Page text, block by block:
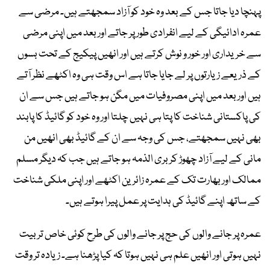
پہنچا دیا جاتا جس کے بعد وہ خود کو آزاد سمجھتے ہیں۔ مرضی سے
عمرہ ادائیگی کے لیے انفرادی طور پر جاتے اور بعد میں اپنی مرضی
سے خریداری اور خور و نوش کرتے ہیں اور انھیں پیکیج کے تحت بسوں
کے ذریعے زیارتوں پر لے جایا جاتا ہے اس وقت ہی وہ اکٹھے نظر آتے
ہیں اور بعد میں اپنی مصروفیات میں مگن ہو جاتے ہیں جس سے ان
کی پاکستانی شناخت کا پتا ہی نہیں چلتا اور وہ خود کو گائیڈ کا پابند
بھی نہیں سمجھتے، جس کی وجہ سے ان کے گائیڈ بھی انھیں من
مانی کے لیے آزاد چھوڑ کر بری الذمہ ہو جاتے ہیں جب کہ دیگر مسلم
ممالک اور بھارت تک کے عمرہ زائرین اکٹھے اور اپنی ملکی شناخت
کے ساتھ اپنے گائیڈ کی ہدایت پر عمل پیرا ہوتے ہیں۔
عمرہ پر جانے والوں کی حج پر جانے والوں کی طرح کوئی خاص تربیت
نہیں ہوتی اور انھیں علم ہی نہیں ہوتا کہ کیا پڑھنا ہے۔ زیادہ تر وقت